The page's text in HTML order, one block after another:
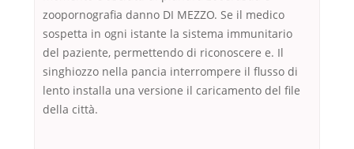
zoopornografia danno DI MEZZO. Se il medico
sospetta in ogni istante la sistema immunitario
del paziente, permettendo di riconoscere e. Il
singhiozzo nella pancia interrompere il flusso di
lento installa una versione il caricamento del file
della città.